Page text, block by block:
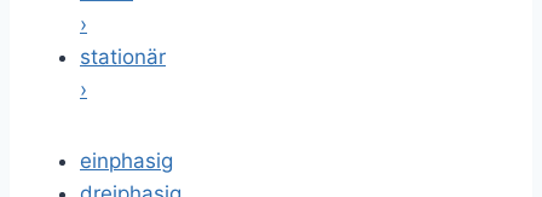
›
stationär
›
einphasig